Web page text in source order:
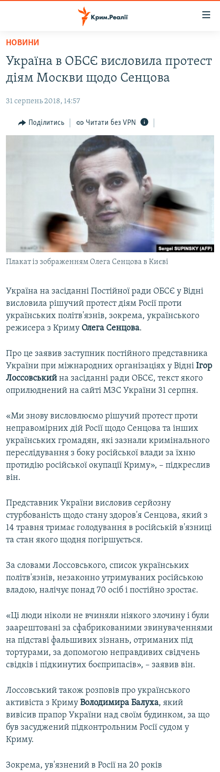
Перейти
основного
матеріалу
до
навігації
Перейти
ВОДА.КРИМ
ПОЛІТИКА
БЛОГИ
ДЕПОРТАЦІЯ
ВІДЕОУРОКИ «ELIFBE»
СВІДЧЕННЯ ОКУПАЦІЇ
УКРАЇНСЬКА ПРОБЛЕМА КРИМУ
ЯК ОБІЙТИ БЛОКУВАННЯ
Русский
Qırımtatar
Усі сайти RFE/RL
НОВИНИ
Україна в ОБСЄ висловила протест
діям Москви щодо Сенцова
31 серпень 2018, 14:57
Поділитись Читати без VPN
Плакат із зображенням Олега Сенцова в Києві
Україна на засіданні Постійної ради ОБСЄ у Відні
висловила рішучий протест діям Росії проти
українських політв'язнів, зокрема, українського
режисера з Криму Олега Сенцова.
Про це заявив заступник постійного представника
України при міжнародних організаціях у Відні Ігор
Лоссовський на засіданні ради ОБСЄ, текст якого
оприлюднений на сайті МЗС України 31 серпня.
«Ми знову висловлюємо рішучий протест проти
неправомірних дій Росії щодо Сенцова та інших
українських громадян, які зазнали кримінального
переслідування з боку російської влади за їхню
протидію російської окупації Криму», – підкреслив
він.
Представник України висловив серйозну
стурбованість щодо стану здоров'я Сенцова, який з
14 травня тримає голодування в російській в'язниці
та стан якого щодня погіршується.
За словами Лоссовського, список українських
політв'язнів, незаконно утримуваних російською
владою, налічує понад 70 осіб і постійно зростає.
«Ці люди ніколи не вчиняли ніякого злочину і були
заарештовані за сфабрикованими звинуваченнями
на підставі фальшивих зізнань, отриманих під
тортурами, за допомогою неправдивих свідчень
свідків і підкинутих боєприпасів», – заявив він.
Лоссовський також розповів про українського
активіста з Криму Володимира Балуха, який
вивісив прапор України над своїм будинком, за що
був засуджений підконтрольним Росії судом у
Криму.
Зокрема, ув'язнений в Росії на 20 років